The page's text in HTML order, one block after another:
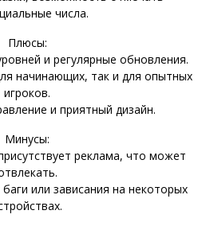
числа.
Плюсы:
и регулярные обновления.
начинающих, так и для опытных
игроков.
и приятный дизайн.
Минусы:
реклама, что может
или зависания на некоторых